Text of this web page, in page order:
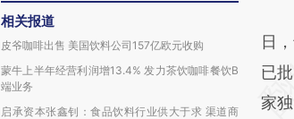
相关报道
皮爷咖啡出售 美国饮料公司157亿欧元收购
蒙牛上半年经营利润增13.4% 发力茶饮咖啡餐饮B
端业务
启承资本张鑫钊：食品饮料行业供大于求 渠道商
请
日
已
家